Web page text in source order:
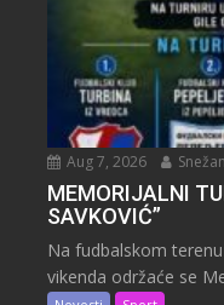
Aug 7, 2026
MEMORIJALNI
SAVKOVIĆ”
Na fudbalskom
vikenda održaće se